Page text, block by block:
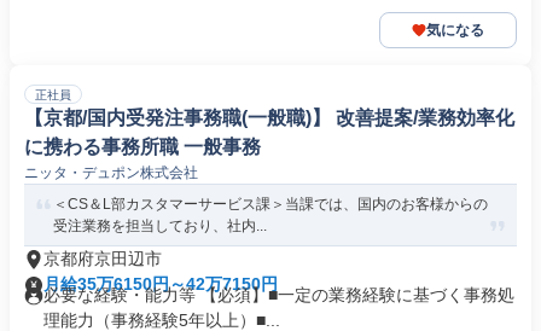
気になる
正社員
【京都/国内受発注事務職(一般職)】 改善提案/業務効率化
に携わる事務所職 一般事務
ニッタ・デュポン株式会社
＜CS＆L部カスタマーサービス課＞当課では、国内のお客様からの
受注業務を担当しており、社内...
京都府京田辺市
月給35万6150円～42万7150円
必要な経験・能力等 【必須】■一定の業務経験に基づく事務処
理能力（事務経験5年以上）■...